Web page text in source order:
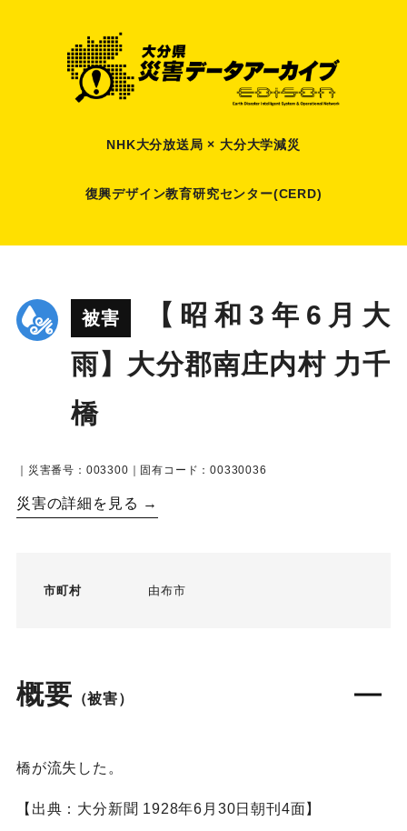
NHK大分放送局 × 大分大学減災
復興デザイン教育研究センター(CERD)
被害
【昭和3年6月大
雨】大分郡南庄内村 力千
橋
｜災害番号：003300｜固有コード：00330036
災害の詳細を見る →
市町村 由布市
概要 （被害）
橋が流失した。
【出典：大分新聞 1928年6月30日朝刊4面】